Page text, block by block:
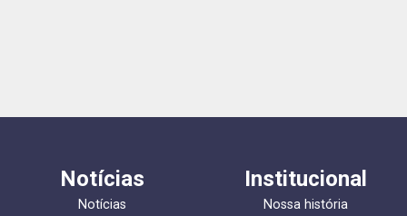
Notícias
Notícias
Institucional
Nossa história